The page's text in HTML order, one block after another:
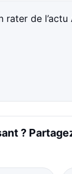
rater de l’actu
?